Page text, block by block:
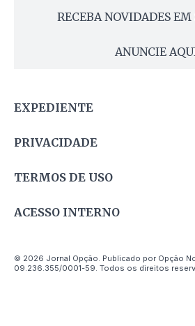
RECEBA NOVIDADES
ANUNCIE
EXPEDIENTE
PRIVACIDADE
TERMOS DE USO
ACESSO INTERNO
© 2026 Jornal Opção. Publicado por Opção
09.236.355/0001-59. Todos os direitos